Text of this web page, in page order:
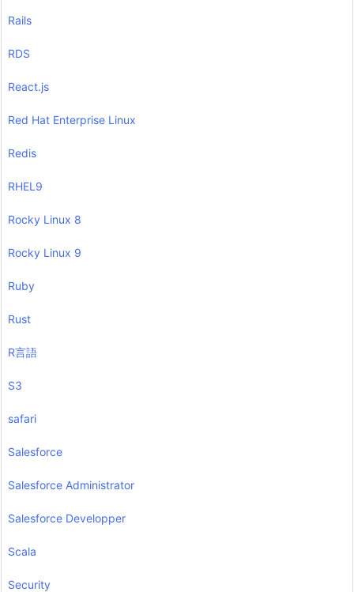
Rails
RDS
React.js
Red Hat Enterprise Linux
Redis
RHEL9
Rocky Linux 8
Rocky Linux 9
Ruby
Rust
R言語
S3
safari
Salesforce
Salesforce Administrator
Salesforce Developper
Scala
Security